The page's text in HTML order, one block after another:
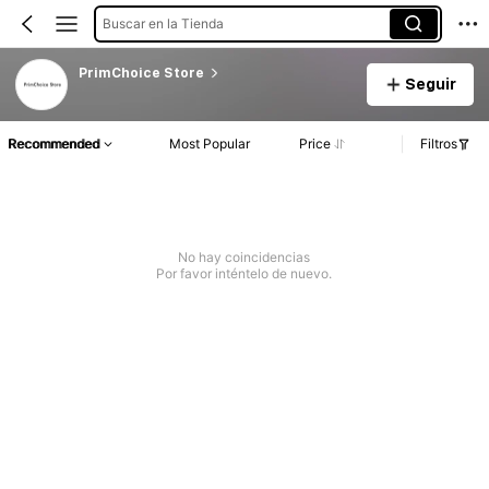
Buscar en la Tienda
PrimChoice Store
Seguir
Recommended Most Popular Price Filtros
No hay coincidencias
Por favor inténtelo de nuevo.